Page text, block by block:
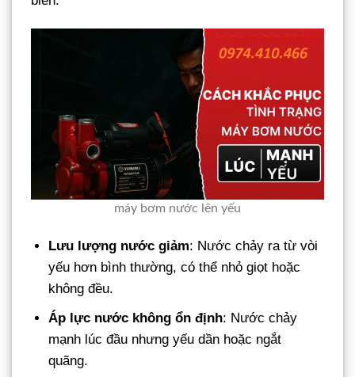
máy bơm nước lên yếu
Lưu lượng nước giảm: Nước chảy ra từ vòi
yếu hơn bình thường, có thể nhỏ giọt hoặc
không đều.
Áp lực nước không ổn định: Nước chảy
mạnh lúc đầu nhưng yếu dần hoặc ngắt
quãng.